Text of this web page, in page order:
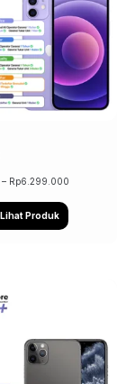
↓ 21%
– Rp6.299.000
Lihat Produk